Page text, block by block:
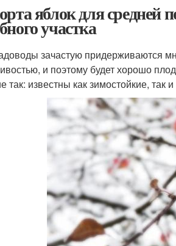
яблок для средней
участка
зачастую придерживаются
и поэтому будет хорошо
так: известны как зимостойкие, так